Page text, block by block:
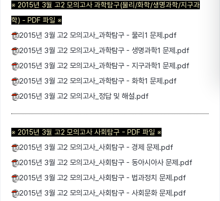
※ 2015년 3월 고2 모의고사 과학탐구(물리/화학/생명과학/지구과
학) - PDF 파일 ※
2015년 3월 고2 모의고사_과학탐구 - 물리1 문제.pdf
2015년 3월 고2 모의고사_과학탐구 - 생명과학1 문제.pdf
2015년 3월 고2 모의고사_과학탐구 - 지구과학1 문제.pdf
2015년 3월 고2 모의고사_과학탐구 - 화학1 문제.pdf
2015년 3월 고2 모의고사_정답 및 해설.pdf
※ 2015년 3월 고2 모의고사 사회탐구 - PDF 파일 ※
2015년 3월 고2 모의고사_사회탐구 - 경제 문제.pdf
2015년 3월 고2 모의고사_사회탐구 - 동아시아사 문제.pdf
2015년 3월 고2 모의고사_사회탐구 - 법과정치 문제.pdf
2015년 3월 고2 모의고사_사회탐구 - 사회문화 문제.pdf